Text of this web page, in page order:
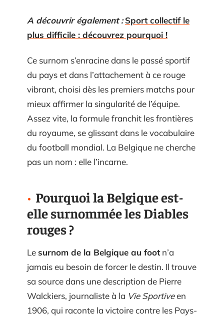
A découvrir également : Sport collectif le
plus difficile : découvrez pourquoi !
Ce surnom s’enracine dans le passé sportif
du pays et dans l’attachement à ce rouge
vibrant, choisi dès les premiers matchs pour
mieux affirmer la singularité de l’équipe.
Assez vite, la formule franchit les frontières
du royaume, se glissant dans le vocabulaire
du football mondial. La Belgique ne cherche
pas un nom : elle l’incarne.
Pourquoi la Belgique est-
elle surnommée les Diables
rouges ?
Lesurnom de la Belgique au footn’a
jamais eu besoin de forcer le destin. Il trouve
sa source dans une description de Pierre
Walckiers, journaliste à la Vie Sportiveen
1906, qui raconte la victoire contre les Pays-